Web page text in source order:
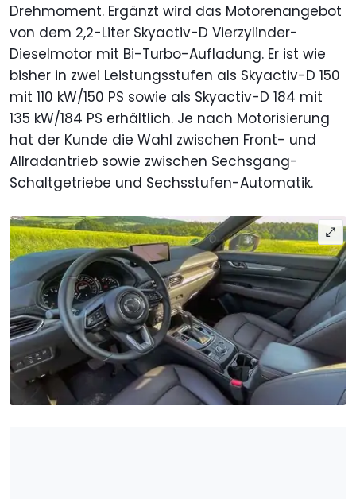
Drehmoment. Ergänzt wird das Motorenangebot
von dem 2,2-Liter Skyactiv-D Vierzylinder-
Dieselmotor mit Bi-Turbo-Aufladung. Er ist wie
bisher in zwei Leistungsstufen als Skyactiv-D 150
mit 110 kW/150 PS sowie als Skyactiv-D 184 mit
135 kW/184 PS erhältlich. Je nach Motorisierung
hat der Kunde die Wahl zwischen Front- und
Allradantrieb sowie zwischen Sechsgang-
Schaltgetriebe und Sechsstufen-Automatik.